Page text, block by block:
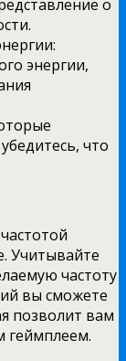
о
энергии,
что
Учитывайте
частоту
вы сможете
позволит вам
геймплеем.